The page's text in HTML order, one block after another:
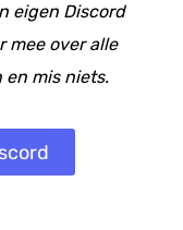
eigen Discord
mee over alle
mis niets.